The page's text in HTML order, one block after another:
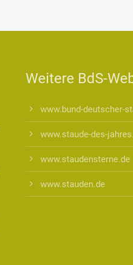
Weitere BdS-
www.bund-deutscher-
www.staude-des-
www.staudensterne.de
www.stauden.de